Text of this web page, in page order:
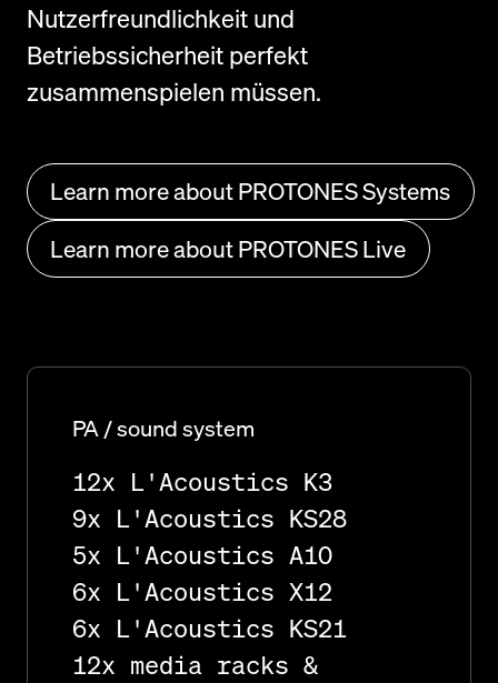
Nutzerfreundlichkeit und
Betriebssicherheit perfekt
zusammenspielen müssen.
Learn more about PROTONES Systems
Learn more about PROTONES Live
PA / sound system
12x L'Acoustics K3
9x L'Acoustics KS28
5x L'Acoustics A10
6x L'Acoustics X12
6x L'Acoustics KS21
12x media racks &